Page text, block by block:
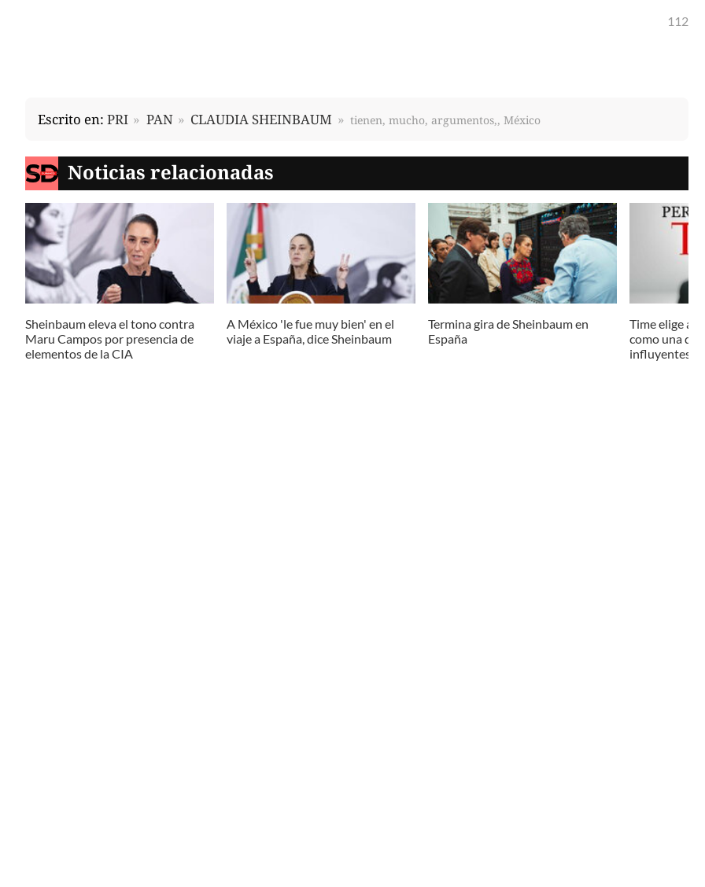
112
Escrito en: PRI PAN CLAUDIA SHEINBAUM tienen, mucho, argumentos,, México
Noticias relacionadas
Sheinbaum eleva el tono contra
Maru Campos por presencia de
elementos de la CIA
A México 'le fue muy bien' en el
viaje a España, dice Sheinbaum
Termina gira de Sheinbaum en
España
Time elige a
como una de
influyentes